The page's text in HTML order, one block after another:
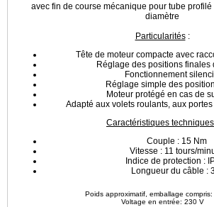
avec fin de course mécanique pour tube profilé
diamètre
Particularités:
Tête de moteur compacte avec
Réglage des positions finales
Fonctionnement
Réglage simple des
Moteur protégé en cas de
Adapté aux volets roulants, aux
Caractéristiques techniques
Couple : 15 Nm
Vitesse : 11 tours/
Indice de protection :
Longueur du câble :
Poids approximatif, emballage
Voltage en entrée: 230 V